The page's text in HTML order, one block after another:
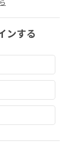
ンする